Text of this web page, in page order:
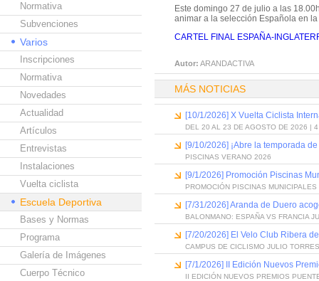
Normativa
Subvenciones
Varios
Inscripciones
Normativa
Novedades
Actualidad
Artículos
Entrevistas
Instalaciones
Vuelta ciclista
Escuela Deportiva
Bases y Normas
Programa
Galería de Imágenes
Cuerpo Técnico
Este domingo 27 de julio a las
animar a la selección Española en
CARTEL FINAL ESPAÑA-
Autor: ARANDACTIVA
MÁS NOTICIAS
[10/1/2026] X Vuelta Ciclista
DEL 20 AL 23 DE AGOSTO DE 2026 | 4
[9/10/2026] ¡Abre la temporada
PISCINAS VERANO 2026
[9/1/2026] Promoción Piscinas
PROMOCIÓN PISCINAS
[7/31/2026] Aranda de Duero
BALONMANO: ESPAÑA VS FRANCIA
[7/20/2026] El Velo Club Ribera
CAMPUS DE CICLISMO JULIO
[7/1/2026] II Edición Nuevos
II EDICIÓN NUEVOS PREMIOS